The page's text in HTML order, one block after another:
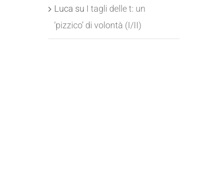
Luca su I tagli delle t: un
‘pizzico’ di volontà (I/II)